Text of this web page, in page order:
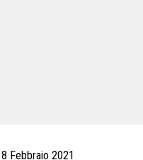
8 Febbraio 2021